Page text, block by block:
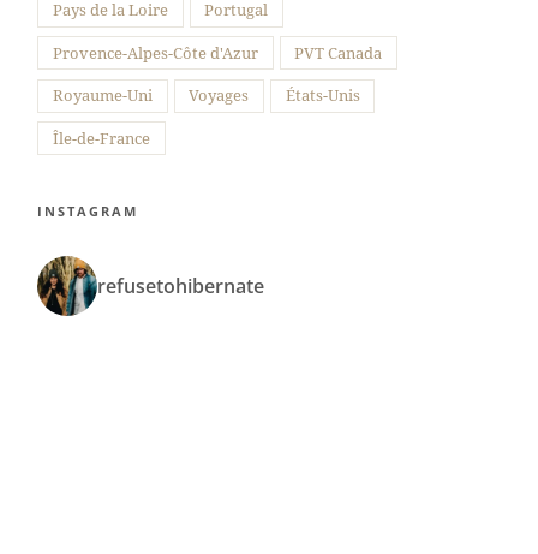
Pays de la Loire Portugal
Provence-Alpes-Côte d'Azur PVT Canada
Royaume-Uni Voyages États-Unis
Île-de-France
INSTAGRAM
refusetohibernate